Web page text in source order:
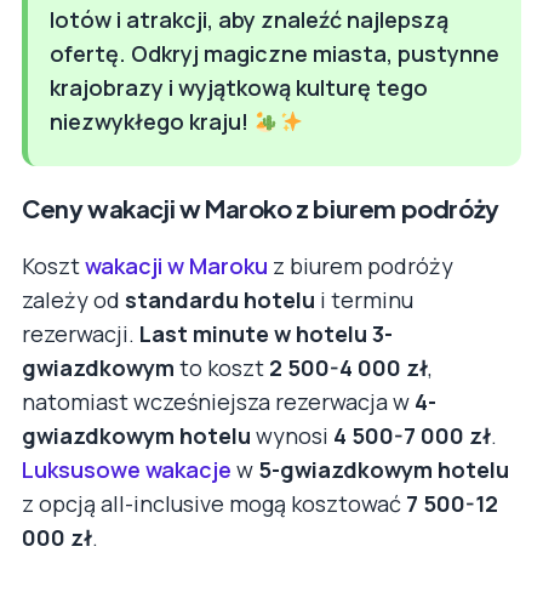
lotów i atrakcji, aby znaleźć najlepszą
ofertę. Odkryj magiczne miasta, pustynne
krajobrazy i wyjątkową kulturę tego
niezwykłego kraju!
Ceny wakacji w Maroko z biurem podróży
Kosztwakacji w Maroku z biurem podróży
zależy od standardu hotelu i terminu
rezerwacji. Last minute w hotelu 3-
gwiazdkowym to koszt 2 500-4 000 zł,
natomiast wcześniejsza rezerwacja w 4-
gwiazdkowym hotelu wynosi 4 500-7 000 zł.
Luksusowe wakacje w 5-gwiazdkowym hotelu
z opcją all-inclusive mogą kosztować 7 500-12
000 zł.